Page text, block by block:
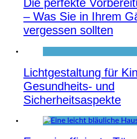
– Was Sie in Ihrem
vergessen sollten
Lichtgestaltung für
Gesundheits- und
Sicherheitsaspekte